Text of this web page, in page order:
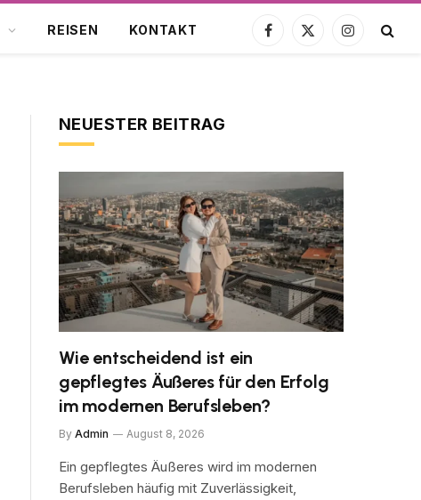
REISEN KONTAKT
Facebook
X
Instagram
NEUESTER BEITRAG
Wie entscheidend ist ein
gepflegtes Äußeres für den Erfolg
im modernen Berufsleben?
By Admin August 8, 2026
Ein gepflegtes Äußeres wird im modernen
Berufsleben häufig mit Zuverlässigkeit,